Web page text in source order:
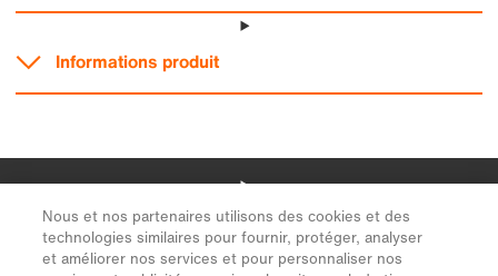
Nous et nos partenaires utilisons des cookies et des
technologies similaires pour fournir, protéger, analyser
et améliorer nos services et pour personnaliser nos